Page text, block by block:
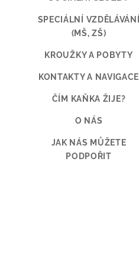
SPECIÁLNÍ VZDĚLÁVÁNÍ
(MŠ, ZŠ)
KROUŽKY A POBYTY
KONTAKTY A NAVIGACE
ČÍM KAŇKA ŽIJE?
O NÁS
JAK NÁS MŮŽETE
PODPOŘIT